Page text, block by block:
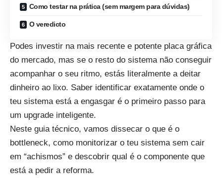
Como testar na prática (sem margem para dúvidas)
O veredicto
Podes investir na mais recente e potente placa gráfica
do mercado, mas se o resto do sistema não conseguir
acompanhar o seu ritmo, estás literalmente a deitar
dinheiro ao lixo. Saber identificar exatamente onde o
teu sistema está a engasgar é o primeiro passo para
um upgrade inteligente.
Neste guia técnico, vamos dissecar o que é o
bottleneck, como monitorizar o teu sistema sem cair
em “achismos” e descobrir qual é o componente que
está a pedir a reforma.